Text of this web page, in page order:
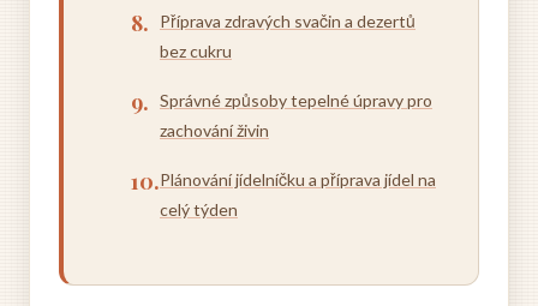
Příprava zdravých svačin a dezertů
bez cukru
Správné způsoby tepelné úpravy pro
zachování živin
Plánování jídelníčku a příprava jídel na
celý týden